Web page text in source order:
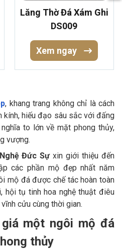
Lăng Thờ Đá Xám Ghi
DS009
Xem ngay
, khang trang không chỉ là cách
kính, hiếu đạo sâu sắc với đấng
to lớn về mặt phong thủy,
vượng.
Đức Sựxin giới thiệu đến
các phần mộ đẹp nhất năm
mộ đá được chế tác hoàn toàn
hội tụ tinh hoa nghệ thuật điêu
cửu cùng thời gian.
một ngôi mộ đá
thủy